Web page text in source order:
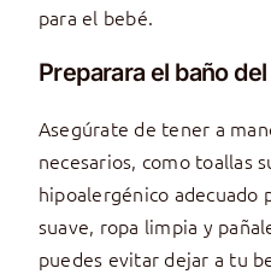
para el bebé.
Preparara el baño
Asegúrate de tener a
necesarios, como toallas
hipoalergénico adecuado
suave, ropa limpia y
puedes evitar dejar a tu